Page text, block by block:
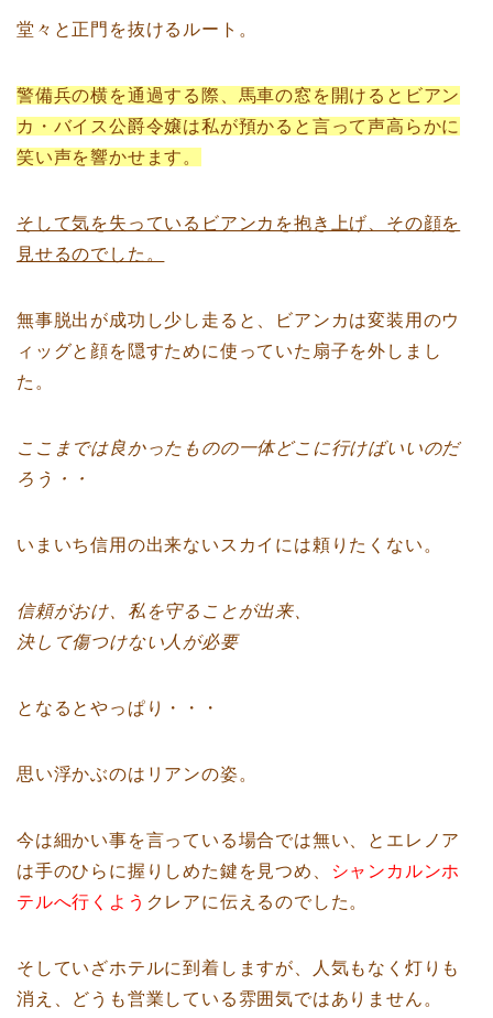
堂々と正門を抜けるルート。
警備兵の横を通過する際、馬車の窓を開けるとビアン
カ・バイス公爵令嬢は私が預かると言って声高らかに
笑い声を響かせます。
そして気を失っているビアンカを抱き上げ、その顔を
見せるのでした。
無事脱出が成功し少し走ると、ビアンカは変装用のウ
ィッグと顔を隠すために使っていた扇子を外しまし
た。
ここまでは良かったものの一体どこに行けばいいのだ
ろう・・
いまいち信用の出来ないスカイには頼りたくない。
信頼がおけ、私を守ることが出来、
決して傷つけない人が必要
となるとやっぱり・・・
思い浮かぶのはリアンの姿。
今は細かい事を言っている場合では無い、とエレノア
は手のひらに握りしめた鍵を見つめ、
シャンカルンホ
テルへ行くよう クレアに伝えるのでした。
そしていざホテルに到着しますが、人気もなく灯りも
消え、どうも営業している雰囲気ではありません。